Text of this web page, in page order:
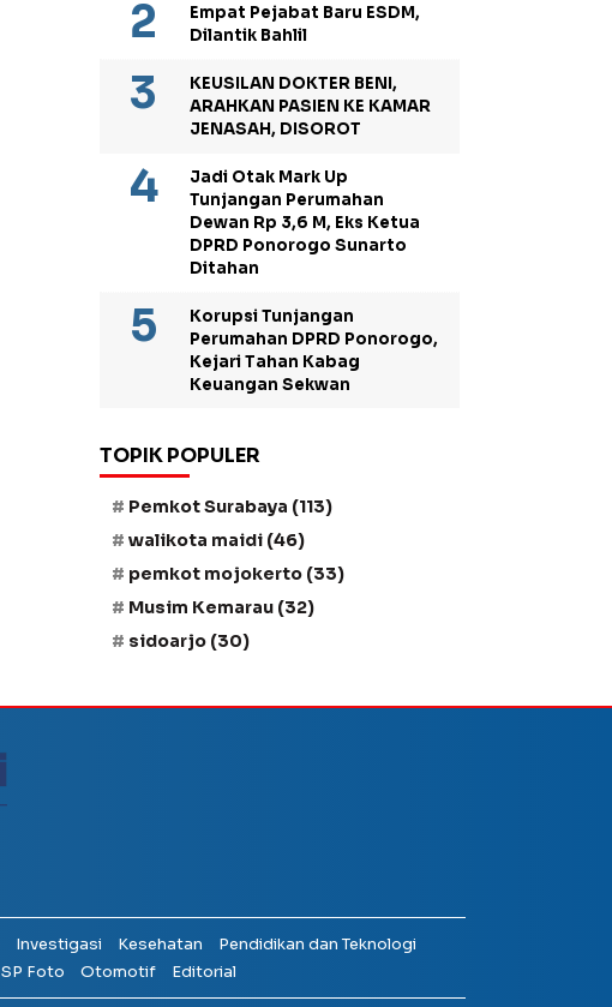
Empat Pejabat Baru ESDM,
Dilantik Bahlil
KEUSILAN DOKTER BENI,
ARAHKAN PASIEN KE KAMAR
JENASAH, DISOROT
Jadi Otak Mark Up
Tunjangan Perumahan
Dewan Rp 3,6 M, Eks Ketua
DPRD Ponorogo Sunarto
Ditahan
Korupsi Tunjangan
Perumahan DPRD Ponorogo,
Kejari Tahan Kabag
Keuangan Sekwan
TOPIK POPULER
Pemkot Surabaya (113)
walikota maidi (46)
pemkot mojokerto (33)
Musim Kemarau (32)
sidoarjo (30)
Investigasi Kesehatan
Pendidikan dan Teknologi
SP Foto Otomotif Editorial